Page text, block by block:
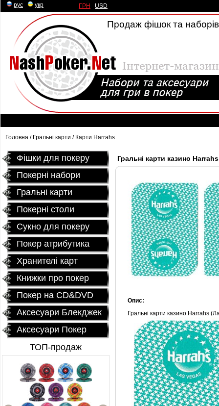
рус укр ГРН USD
Продаж фішок та
Головна / Гральні карти / Карти Harrahs
Фішки для покеру
Покерні набори
Гральні карти
Покернi столи
Сукно для покеру
Покер атрибутика
Хранителі карт
Книжки про покер
Покер на CD&DVD
Аксесуари Блекджек
Аксесуари Покер
ТОП-продаж
Гральні карти казино Harrahs
Опис:
Гральні карти казино Harrahs